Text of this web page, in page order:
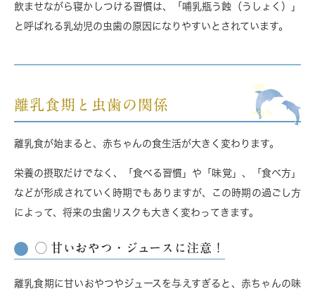
飲ませながら寝かしつける習慣は、「哺乳瓶う蝕（うしょく）」
と呼ばれる乳幼児の虫歯の原因になりやすいとされています。
離乳食期と虫歯の関係
離乳食が始まると、赤ちゃんの食生活が大きく変わります。
栄養の摂取だけでなく、「食べる習慣」や「味覚」、「食べ方」
などが形成されていく時期でもありますが、この時期の過ごし方
によって、将来の虫歯リスクも大きく変わってきます。
◯ 甘いおやつ・ジュースに注意！
離乳食期に甘いおやつやジュースを与えすぎると、赤ちゃんの味